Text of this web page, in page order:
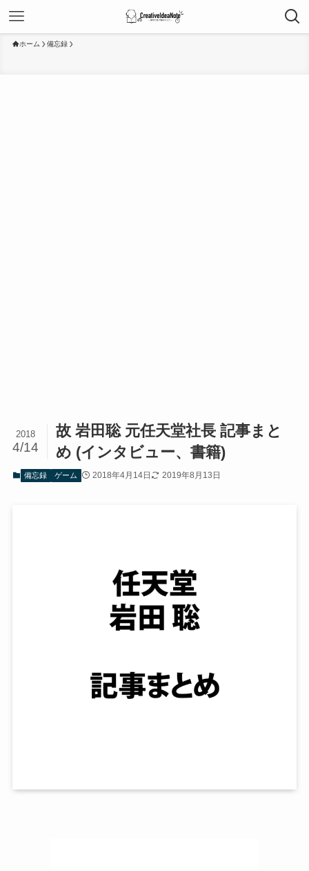
ホーム 備忘録
故 岩田聡 元任天堂社長 記事まと
め (インタビュー、書籍)
2018
4/14
備忘録 ゲーム 2018年4月14日 2019年8月13日